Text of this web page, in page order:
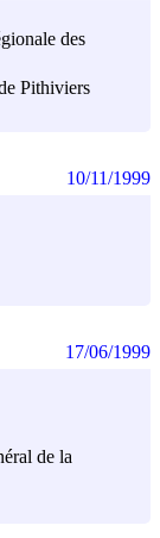
des
Pithiviers
10/11/1999
de la
17/06/1999